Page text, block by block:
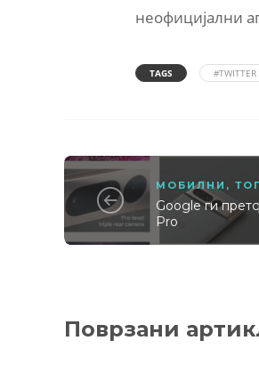
неофицијални
TAGS #TWITTER
МОБИЛНИ ,
Google ги
Pro
Поврзани